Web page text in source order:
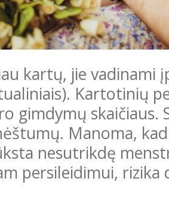
kartų, jie vadinami
Kartotinių
gimdymų skaičiaus.
Manoma,
nesutrikdę
persileidimui,